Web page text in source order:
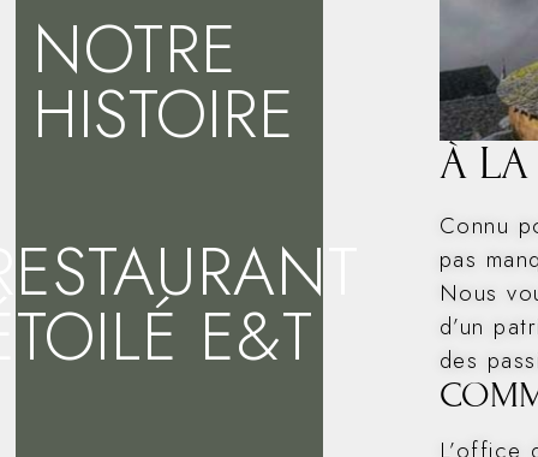
NOTRE
HISTOIRE
E&T
À LA
Connu
pas
Nous
d’un
des